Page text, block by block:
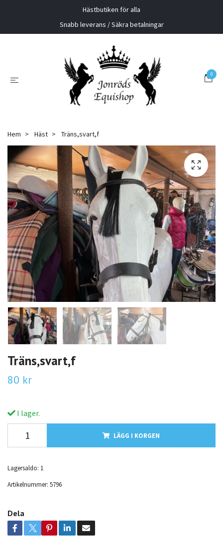
Hästbutiken för alla
Snabb leverans / Säkra betalningar
0
Hem Häst Träns,svart,f
Träns,svart,f
80 kr
I lager.
LÄGG I KORGEN
Lagersaldo: 1
Artikelnummer: 5796
Dela